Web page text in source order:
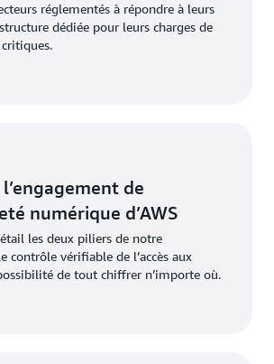
réglementés à répondre à leurs
dédiée pour leurs charges de
de
numérique d’AWS
les deux piliers de notre
contrôle vérifiable de l’accès aux
de tout chiffrer n’importe où.